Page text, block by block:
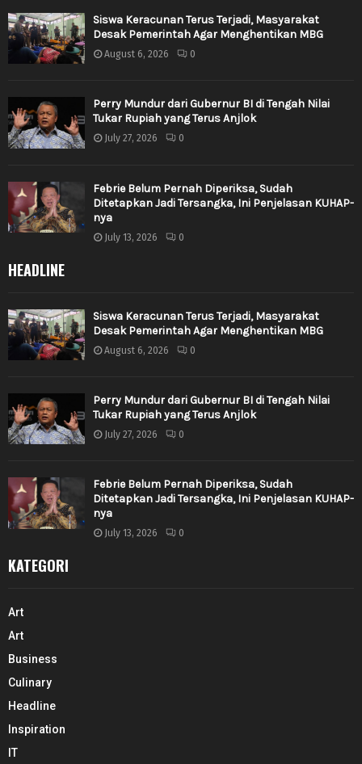
Siswa Keracunan Terus Terjadi, Masyarakat
Desak Pemerintah Agar Menghentikan MBG
August 6, 2026 0
Perry Mundur dari Gubernur BI di Tengah Nilai
Tukar Rupiah yang Terus Anjlok
July 27, 2026 0
Febrie Belum Pernah Diperiksa, Sudah
Ditetapkan Jadi Tersangka, Ini Penjelasan KUHAP-
nya
July 13, 2026 0
HEADLINE
Siswa Keracunan Terus Terjadi, Masyarakat
Desak Pemerintah Agar Menghentikan MBG
August 6, 2026 0
Perry Mundur dari Gubernur BI di Tengah Nilai
Tukar Rupiah yang Terus Anjlok
July 27, 2026 0
Febrie Belum Pernah Diperiksa, Sudah
Ditetapkan Jadi Tersangka, Ini Penjelasan KUHAP-
nya
July 13, 2026 0
KATEGORI
Art
Art
Business
Culinary
Headline
Inspiration
IT